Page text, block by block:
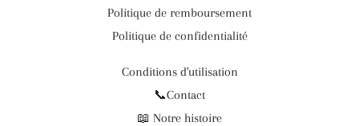
Politique de remboursement
Politique de confidentialité
Conditions d'utilisation
📞Contact
📖 Notre histoire